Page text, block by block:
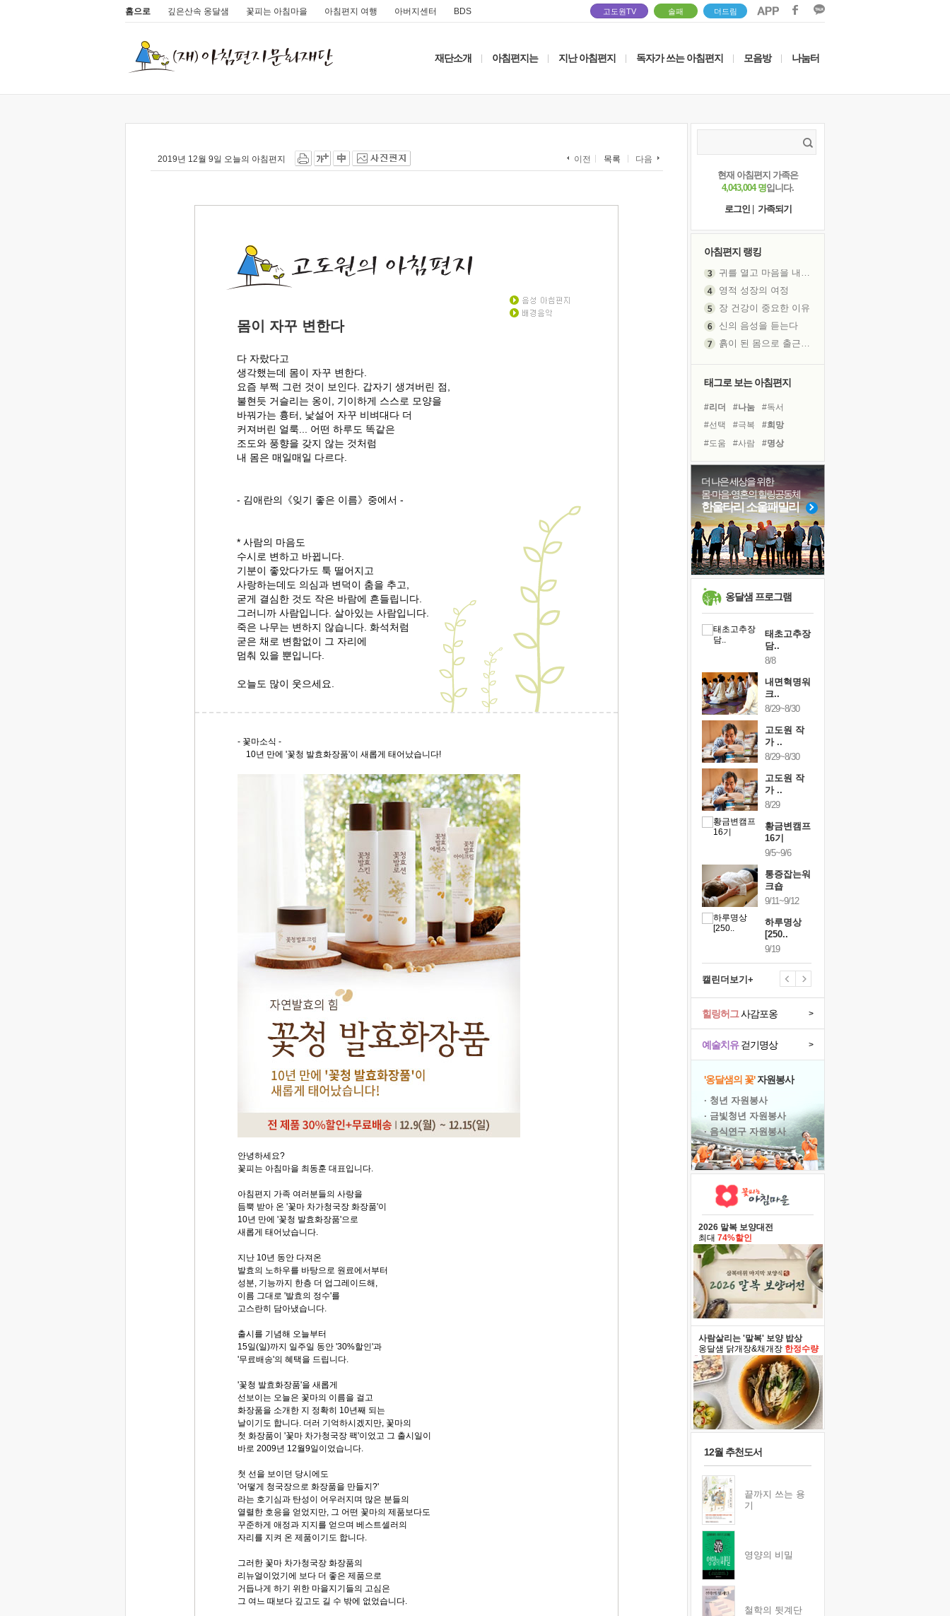
홈으로 깊은산속 옹달샘 꽃피는 아침마을 아침편지 여행 아버지센터 BDS 고도원TV 솔패 더드림
재단소개 아침편지는 지난 아침편지 독자가 쓰는 아침편지 모음방 나눔터
2019년 12월 9일 오늘의 아침편지 이전 목록 다음
몸이 자꾸 변한다
다 자랐다고
생각했는데 몸이 자꾸 변한다.
요즘 부쩍 그런 것이 보인다. 갑자기 생겨버린 점,
불현듯 거슬리는 옹이, 기이하게 스스로 모양을
바꿔가는 흉터, 낯설어 자꾸 비벼대다 더
커져버린 얼룩... 어떤 하루도 똑같은
조도와 풍향을 갖지 않는 것처럼
내 몸은 매일매일 다르다.
- 김애란의《잊기 좋은 이름》중에서 -
* 사람의 마음도
수시로 변하고 바뀝니다.
기분이 좋았다가도 툭 떨어지고
사랑하는데도 의심과 변덕이 춤을 추고,
굳게 결심한 것도 작은 바람에 흔들립니다.
그러니까 사람입니다. 살아있는 사람입니다.
죽은 나무는 변하지 않습니다. 화석처럼
굳은 채로 변함없이 그 자리에
멈춰 있을 뿐입니다.
오늘도 많이 웃으세요.
- 꽃마소식 -
10년 만에 '꽃청 발효화장품'이 새롭게 태어났습니다!
안녕하세요?
꽃피는 아침마을 최동훈 대표입니다.
아침편지 가족 여러분들의 사랑을
듬뿍 받아 온 '꽃마 차가청국장 화장품'이
10년 만에 '꽃청 발효화장품'으로
새롭게 태어났습니다.
지난 10년 동안 다져온
발효의 노하우를 바탕으로 원료에서부터
성분, 기능까지 한층 더 업그레이드해,
이름 그대로 '발효의 정수'를
고스란히 담아냈습니다.
출시를 기념해 오늘부터
15일(일)까지 일주일 동안 '30%할인'과
'무료배송'의 혜택을 드립니다.
'꽃청 발효화장품'을 새롭게
선보이는 오늘은 꽃마의 이름을 걸고
화장품을 소개한 지 정확히 10년째 되는
날이기도 합니다. 더러 기억하시겠지만, 꽃마의
첫 화장품이 '꽃마 차가청국장 팩'이었고 그 출시일이
바로 2009년 12월9일이었습니다.
첫 선을 보이던 당시에도
'어떻게 청국장으로 화장품을 만들지?'
라는 호기심과 탄성이 어우러지며 많은 분들의
열렬한 호응을 얻었지만, 그 어떤 꽃마의 제품보다도
꾸준하게 애정과 지지를 얻으며 베스트셀러의
자리를 지켜 온 제품이기도 합니다.
그러한 꽃마 차가청국장 화장품의
리뉴얼이었기에 보다 더 좋은 제품으로
거듭나게 하기 위한 마을지기들의 고심은
그 여느 때보다 깊고도 길 수 밖에 없었습니다.
현재 아침편지 가족은
4,043,004 명입니다.
로그인
가족되기
아침편지 랭킹
영적 성장의 여정
장 건강이 중요한 이유
신의 음성을 듣는다
극과 극의 양 끝단
극심한 변비, 어깨결림, 수면 장애
보고 싶은 어머니
유년 시절의 부산 영도 바다
못된 꼰대들
거울 속의 나
희망이란
'모른다'는 것
귀를 열고 마음을 내어주고
태그로 보는 아침편지
#리더 #나눔
#독서
#선택
#극복
#희망
#도움
#사람
#명상
#링컨학교
#경험
#면역력
#독서캠프
#친구
#다짐
#위기
#건강
#비전캠프
#유튜브
#아이들 #힐링
더 나은 세상을 위한
몸·마음·영혼의 힐링공동체
한울타리 소울패밀리
옹달샘 프로그램
태초고추장
담..
8/8
내면혁명워
크..
8/29~8/30
고도원 작
가 ..
8/29~8/30
고도원 작
가 ..
8/29
황금변캠프
16기
9/5~9/6
통증잡는워
크숍
9/11~9/12
하루명상
[250..
9/19
캘린더보기+
예술치유걷기명상 >
힐링허그사감포옹 >
'옹달샘의 꽃'자원봉사
· 청년 자원봉사
· 금빛청년 자원봉사
· 음식연구 자원봉사
2026 말복 보양대전
최대 74%할인
사람살리는 '말복' 보양 밥상
옹달샘 닭개장&채개장 한정수량
12월 추천도서
끝까지 쓰는 용
기
영양의 비밀
철학의 뒷계단